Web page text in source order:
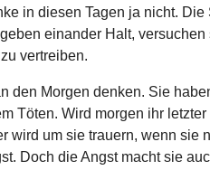
in diesen Tagen ja nicht.
einander Halt,
vertreiben.
den Morgen denken. Sie
Töten. Wird morgen ihr
wird um sie trauern, wenn sie
Doch die Angst macht sie